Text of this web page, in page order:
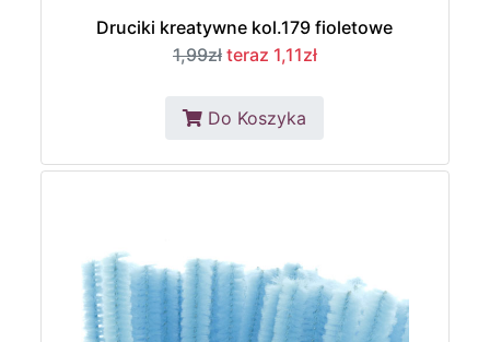
Druciki kreatywne kol.179 fioletowe
1,99zł teraz 1,11zł
Do Koszyka